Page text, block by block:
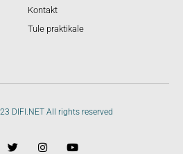
Kontakt
Tule praktikale
DIFI.NET All rights reserved